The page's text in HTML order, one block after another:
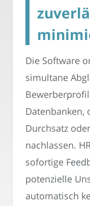
Die Software
simultane
Datenbanken,
Durchsatz
nachlassen.
sofortige
potenzielle
automatisch